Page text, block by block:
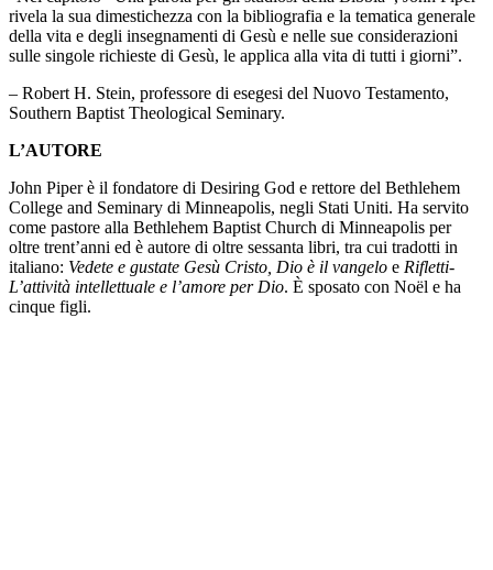
rivela la sua dimestichezza con la bibliografia e la tematica generale
della vita e degli insegnamenti di Gesù e nelle sue considerazioni
sulle singole richieste di Gesù, le applica alla vita di tutti i giorni”.
– Robert H. Stein, professore di esegesi del Nuovo Testamento,
Southern Baptist Theological Seminary.
L’AUTORE
John Piper è il fondatore di Desiring God e rettore del Bethlehem
College and Seminary di Minneapolis, negli Stati Uniti. Ha servito
come pastore alla Bethlehem Baptist Church di Minneapolis per
oltre trent’anni ed è autore di oltre sessanta libri, tra cui tradotti in
italiano: Vedete e gustate Gesù Cristo, Dio è il vangelo e Rifletti-
L’attività intellettuale e l’amore per Dio. È sposato con Noël e ha
cinque figli.